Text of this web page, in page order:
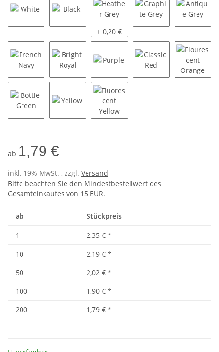
Heather Grey
+ 0,20 €
French NavyBright Royal Purple
ab 1,79 €
inkl. 19% MwSt. , zzgl. Versand
Bitte beachten Sie den Mindestbestellwert des
Gesamteinkaufes von 15 EUR.
ab Stückpreis
1 2,35 € *
10
2,19 € *
50
2,02 € *
100
1,90 € *
200
1,79 € *